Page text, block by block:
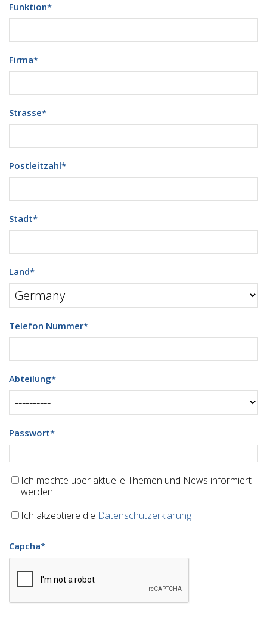
Funktion*
Firma*
Strasse*
Postleitzahl*
Stadt*
Land*
Telefon Nummer*
Abteilung*
Passwort*
Ich möchte über aktuelle Themen und News informiert
werden
Ich akzeptiere die Datenschutzerklärung
Capcha*